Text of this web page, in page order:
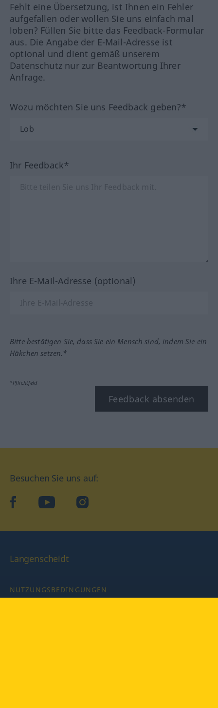
Fehlt eine Übersetzung, ist Ihnen ein Fehler
aufgefallen oder wollen Sie uns einfach mal
loben? Füllen Sie bitte das Feedback-Formular
aus. Die Angabe der E-Mail-Adresse ist
optional und dient gemäß unserem
Datenschutz nur zur Beantwortung Ihrer
Anfrage.
Wozu möchten Sie uns Feedback geben?*
Ihr Feedback*
Ihre E-Mail-Adresse (optional)
Bitte bestätigen Sie, dass Sie ein Mensch sind, indem Sie ein
Häkchen setzen.*
*Pflichtfeld
Feedback absenden
Besuchen Sie uns auf:
facebookYouTube Instagram
Langenscheidt
NUTZUNGSBEDINGUNGEN